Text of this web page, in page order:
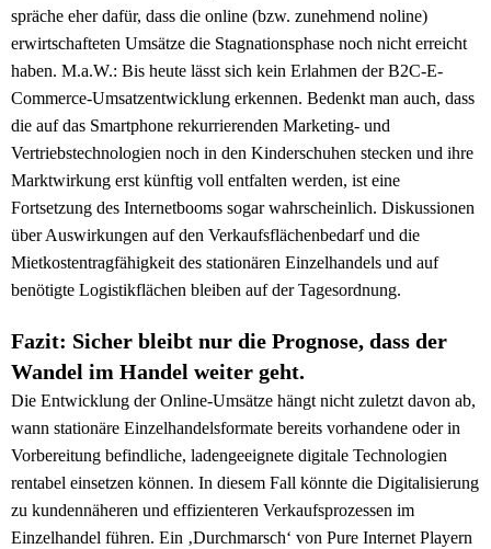
spräche eher dafür, dass die online (bzw. zunehmend noline)
erwirtschafteten Umsätze die Stagnationsphase noch nicht erreicht
haben. M.a.W.: Bis heute lässt sich kein Erlahmen der B2C-E-
Commerce-Umsatzentwicklung erkennen. Bedenkt man auch, dass
die auf das Smartphone rekurrierenden Marketing- und
Vertriebstechnologien noch in den Kinderschuhen stecken und ihre
Marktwirkung erst künftig voll entfalten werden, ist eine
Fortsetzung des Internetbooms sogar wahrscheinlich. Diskussionen
über Auswirkungen auf den Verkaufsflächenbedarf und die
Mietkostentragfähigkeit des stationären Einzelhandels und auf
benötigte Logistikflächen bleiben auf der Tagesordnung.
Fazit: Sicher bleibt nur die Prognose, dass der
Wandel im Handel weiter geht.
Die Entwicklung der Online-Umsätze hängt nicht zuletzt davon ab,
wann stationäre Einzelhandelsformate bereits vorhandene oder in
Vorbereitung befindliche, ladengeeignete digitale Technologien
rentabel einsetzen können. In diesem Fall könnte die Digitalisierung
zu kundennäheren und effizienteren Verkaufsprozessen im
Einzelhandel führen. Ein ‚Durchmarsch‘ von Pure Internet Playern